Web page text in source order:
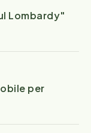
Lombardy"
per